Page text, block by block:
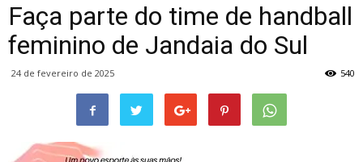
Faça parte do time de handball
feminino de Jandaia do Sul
24 de fevereiro de 2025 540